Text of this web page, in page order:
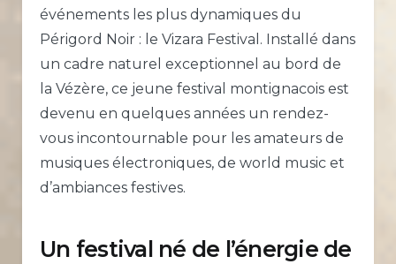
événements les plus dynamiques du
Périgord Noir : le Vizara Festival. Installé dans
un cadre naturel exceptionnel au bord de
la Vézère, ce jeune festival montignacois est
devenu en quelques années un rendez-
vous incontournable pour les amateurs de
musiques électroniques, de world music et
d’ambiances festives.
Un festival né de l’énergie de